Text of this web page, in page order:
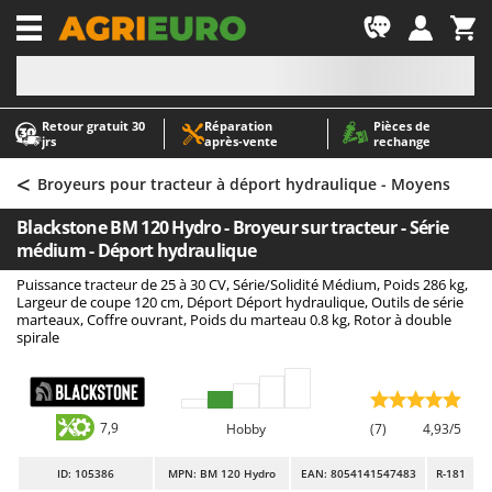
Retour gratuit 30
jrs
Réparation
après‑vente
Pièces de
rechange
-1
A
Abris de jardin
Accessoires pour tracteurs tondeuses autoportés
Aérateurs Scarificateurs pour gazon
Arracheuses de pommes de terre pour tracteur
Aspirateurs - Balais Électriques
Aspirateurs à cendres
Aspirateurs à feuilles sur roues
Aspirateurs de piscine
Aspirateurs Multifonctions
Atomiseurs agricoles pour tracteurs
Atomiseurs pour traitements
A
AgriEuro Premium
AgriEuro TOP-LINE
AGT
Aima
Airmec
AL-KO
ALA 2000
Alce
Alpina
Ama
< Broyeurs pour tracteur à déport hydraulique - Moyens
Blackstone BM 120 Hydro - Broyeur sur tracteur - Série
médium - Déport hydraulique
Puissance tracteur de 25 à 30 CV, Série/Solidité Médium, Poids 286 kg,
Largeur de coupe 120 cm, Déport Déport hydraulique, Outils de série
marteaux, Coffre ouvrant, Poids du marteau 0.8 kg, Rotor à double
spirale
7,9 Hobby (7) 4,93/5
ID: 105386 MPN: BM 120 Hydro EAN: 8054141547483 R-181